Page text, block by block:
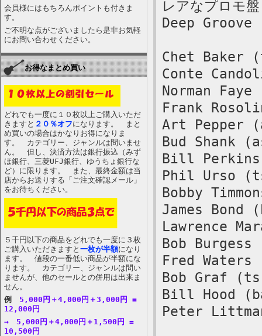
会員様にはもちろんポイントも付きま
す。
ご不明な点がございましたら是非お気軽
にお問い合わせください。
お得なまとめ買い
どれでも一度に１０枚以上ご購入いただ
きますと ２０％オフになります。 まと
め買いの場合はかなりお得になりま
す。 カテゴリー、ジャンルは問いませ
ん。 但し、決済方法は銀行振込（みず
ほ銀行、三菱UFJ銀行、ゆうちょ銀行な
ど）に限ります。 また、最終金額は当
店からお送りする「ご注文確認メール」
をお待ちください。
５千円以下の商品をどれでも一度に３枚
ご購入いただきますと 一枚が半額になり
ます。 値段の一番低い商品が半額にな
ります。 カテゴリー、ジャンルは問い
ませんが、他のセールとの併用は出来ま
せん。
例
5,000円＋4,000円＋3,000円 =
12,000円
→ 5,000円＋4,000円＋1,500円 =
10,500円
レアなプロモ盤
Deep Groove
Chet Baker
Conte
Norman
Frank
Art Pepper
Bud Shank
Bill
Phil Urso
Bobby
James Bond
Lawrence
Bob
Fred Waters
Bob Graf
Bill Hood
Peter